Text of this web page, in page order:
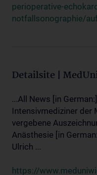
perioperative-
notfallsonographie/
Detailsite |
...All News [in
Intensivmediziner der
vergebene
Anästhesie [in
Ulrich ...
https://